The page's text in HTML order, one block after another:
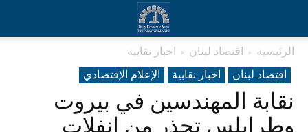
الرئيسية اقتصاد لبنان
اخبار نقابية
اقتصاد لبنان
اخبار نقابية الإعلام الإقتصادي
نقابة المهندسين في بيروت
وطرابلس تحذر من انفلات